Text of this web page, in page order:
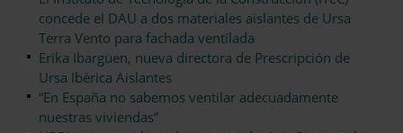
concede el DAU a dos materiales aislantes de Ursa
Terra Vento para fachada ventilada
Erika Ibargüen, nueva directora de Prescripción de
Ursa Ibérica Aislantes
“En España no sabemos ventilar adecuadamente
nuestras viviendas”